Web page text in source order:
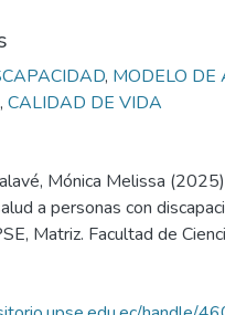
, MODELO DE
, CALIDAD DE VIDA
Mónica Melissa
a personas con
Matriz. Facultad de